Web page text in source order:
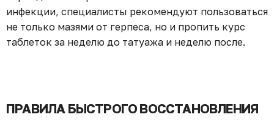
инфекции, специалисты рекомендуют пользоваться
не только мазями от герпеса, но и пропить курс
таблеток за неделю до татуажа и неделю после.
ПРАВИЛА БЫСТРОГО ВОССТАНОВЛЕНИЯ